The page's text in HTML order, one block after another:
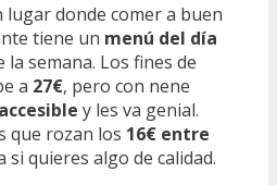
lugar donde comer a buen
tiene un menú del día
la semana. Los fines de
a 27€, pero con nene
y les va genial.
que rozan los 16€ entre
si quieres algo de calidad.